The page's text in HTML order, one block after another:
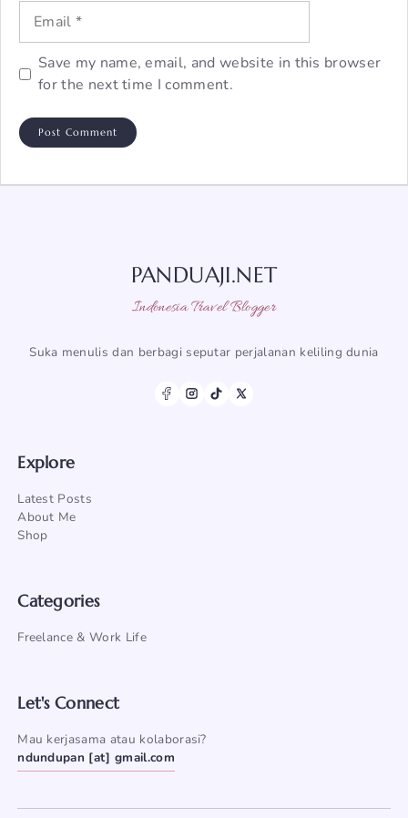
Email
Save my name, email, and website in this browser
for the next time I comment.
PANDUAJI.NET
Indonesia Travel Blogger
Suka menulis dan berbagi seputar perjalanan keliling dunia
Explore
Latest Posts
About Me
Shop
Categories
Freelance & Work Life
Let's Connect
Mau kerjasama atau kolaborasi?
ndundupan [at] gmail.com